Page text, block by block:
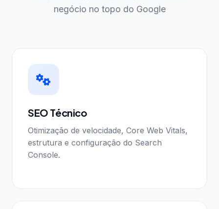
negócio no topo do Google
SEO Técnico
Otimização de velocidade, Core Web Vitals,
estrutura e configuração do Search
Console.